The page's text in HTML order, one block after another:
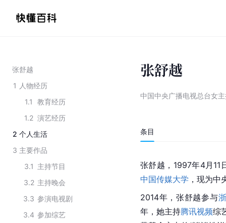
张舒越
1 人物经历
1.1
教育经历
1.2 演艺经历
2 个人生活
3 主要作品
3.1 主持节目
3.2 主持晚会
3.3 参演电视剧
3.4 参加综艺
张舒越
中国中央广播电视总台女
条目
张舒越，1997年4月11
中国传媒大学 ，现为中
2014年，张舒越参与
年，她主持腾讯视频综